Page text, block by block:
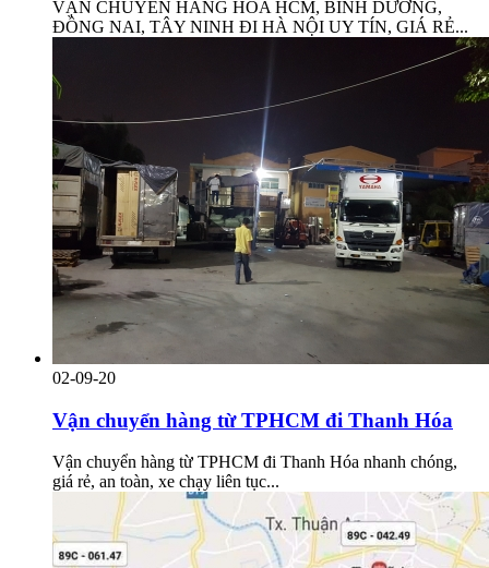
VẬN CHUYỂN HÀNG HÓA HCM, BÌNH DƯƠNG,
ĐỒNG NAI, TÂY NINH ĐI HÀ NỘI UY TÍN, GIÁ RẺ...
02-09-20
Vận chuyển hàng từ TPHCM đi Thanh Hóa
Vận chuyển hàng từ TPHCM đi Thanh Hóa nhanh chóng,
giá rẻ, an toàn, xe chạy liên tục...